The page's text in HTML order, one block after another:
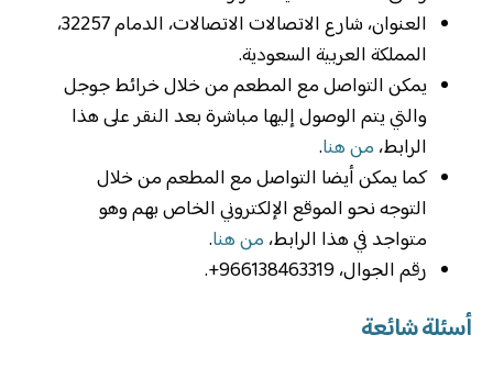
العنوان، شارع الاتصالات الاتصالات، الدمام 32257،
المملكة العربية السعودية.
يمكن التواصل مع المطعم من خلال خرائط جوجل
والتي يتم الوصول إليها مباشرة بعد النقر على هذا
الرابط، من هنا.
كما يمكن أيضا التواصل مع المطعم من خلال
التوجه نحو الموقع الإلكتروني الخاص بهم وهو
متواجد في هذا الرابط، من هنا.
رقم الجوال، 966138463319+.
أسئلة شائعة